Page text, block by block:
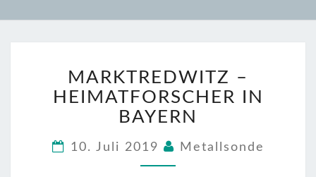
–
HEIMATFORSCHER
IN
BAYERN
MARKTREDWITZ –
HEIMATFORSCHER IN
BAYERN
10. Juli 2019 Metallsonde